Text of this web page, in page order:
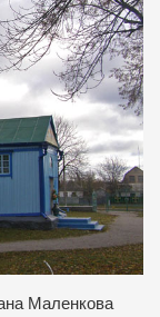
Маленкова